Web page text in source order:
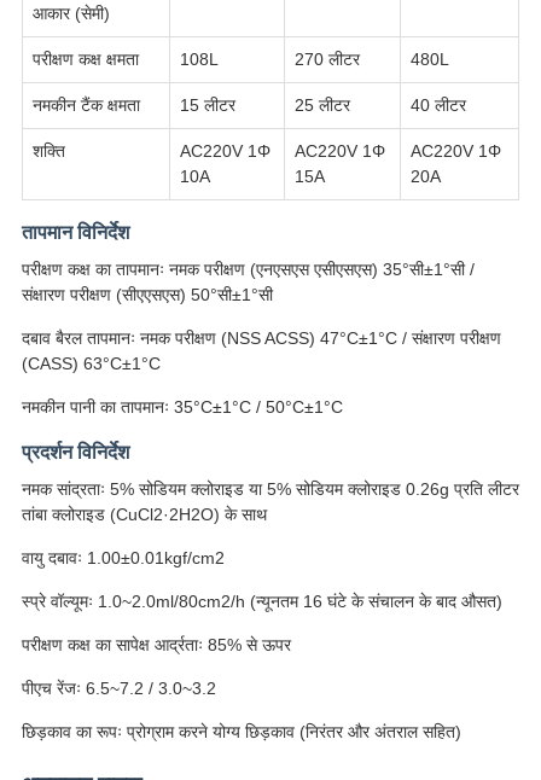
आकार (सेमी)
परीक्षण कक्ष क्षमता 108L 270 लीटर 480L
नमकीन टैंक क्षमता 15 लीटर 25 लीटर 40 लीटर
शक्ति
AC220V 1Φ
10A
AC220V 1Φ
15A
AC220V 1Φ
20A
तापमान विनिर्देश
परीक्षण कक्ष का तापमानः नमक परीक्षण (एनएसएस एसीएसएस) 35°सी±1°सी /
संक्षारण परीक्षण (सीएएसएस) 50°सी±1°सी
दबाव बैरल तापमानः नमक परीक्षण (NSS ACSS) 47°C±1°C / संक्षारण परीक्षण
(CASS) 63°C±1°C
नमकीन पानी का तापमानः 35°C±1°C / 50°C±1°C
प्रदर्शन विनिर्देश
नमक सांद्रताः 5% सोडियम क्लोराइड या 5% सोडियम क्लोराइड 0.26g प्रति लीटर
तांबा क्लोराइड (CuCl2·2H2O) के साथ
वायु दबावः 1.00±0.01kgf/cm2
स्प्रे वॉल्यूमः 1.0~2.0ml/80cm2/h (न्यूनतम 16 घंटे के संचालन के बाद औसत)
परीक्षण कक्ष का सापेक्ष आर्द्रताः 85% से ऊपर
पीएच रेंजः 6.5~7.2 / 3.0~3.2
छिड़काव का रूपः प्रोग्राम करने योग्य छिड़काव (निरंतर और अंतराल सहित)